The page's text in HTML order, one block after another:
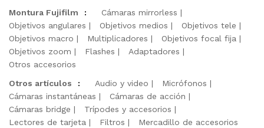
Montura Fujifilm
:
Cámaras mirrorless
Objetivos angulares
Objetivos medios
Objetivos tele
Objetivos macro
Multiplicadores
Objetivos focal fija
Objetivos zoom
Flashes
Adaptadores
Otros accesorios
Otros artículos
: Audio y video
Micrófonos
Cámaras instantáneas
Cámaras de acción
Cámaras bridge
Trípodes y accesorios
Lectores de tarjeta
Filtros Mercadillo de accesorios